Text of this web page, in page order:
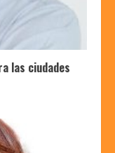
las ciudades